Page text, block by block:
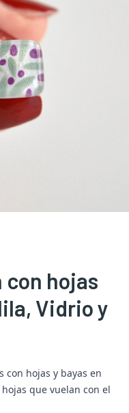
hojas
Vidrio y
con hojas y bayas en
que vuelan con el